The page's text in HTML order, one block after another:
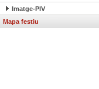
Imatge-PIV
Mapa festiu